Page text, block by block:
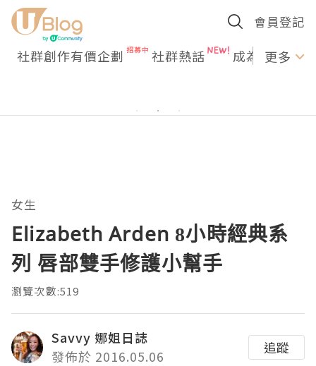
會員登記
社群創作有價企劃 社群熱話 成為U更多
女生
Elizabeth Arden 8小時經典系
列 唇部雙手修護小幫手
瀏覽次數:519
Savvy 娜姐日誌
發佈於 2016.05.06
追蹤